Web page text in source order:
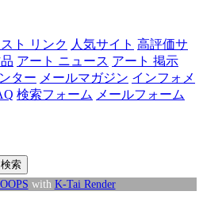
ト リンク 人気サイト 高評価サ
アート ニュース アート 掲示
ター メールマガジン インフォメ
検索フォーム メールフォーム
with K-Tai Render